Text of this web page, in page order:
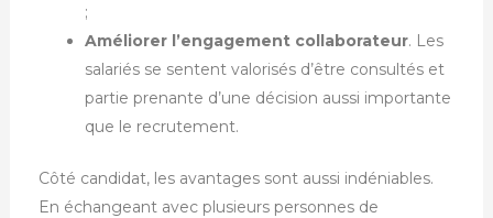
;
Améliorer l’engagement collaborateur. Les
salariés se sentent valorisés d’être consultés et
partie prenante d’une décision aussi importante
que le recrutement.
Côté candidat, les avantages sont aussi indéniables.
En échangeant avec plusieurs personnes de